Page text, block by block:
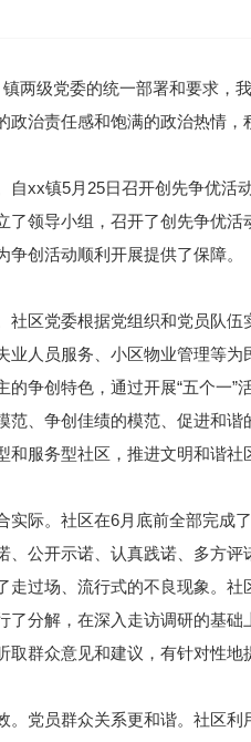
两级党委的统一部署和要求，
政治责任感和饱满的政治热情，
自xx镇5月25日召开创先争优活
了领导小组，召开了创先争优
创活动顺利开展提供了保障。
社区党委根据党组织和党员队
业人员服务、小区物业管理等
的争创特色，通过开展“五个一
范、争创佳绩的模范、促进和
和服务型社区，推进文明和谐社
实际。社区在6月底前全部完成
、公开示诺、认真践诺、多方
走过场、流行式的不良现象。
了分解，在深入走访调研的基
取群众意见和建议，有针对性地
。党员群众关系更和谐。社区